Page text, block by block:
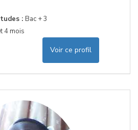
: Bac + 3
4 mois
Voir ce profil